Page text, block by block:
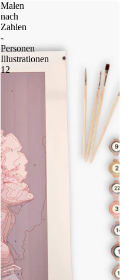
Malen
nach
Zahlen
-
Personen
Illustrationen
12